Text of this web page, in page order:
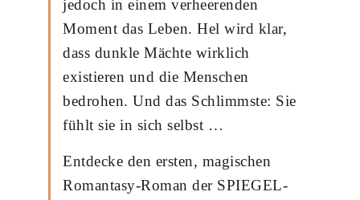
jedoch in einem verheerenden
Moment das Leben. Hel wird klar,
dass dunkle Mächte wirklich
existieren und die Menschen
bedrohen. Und das Schlimmste: Sie
fühlt sie in sich selbst …
Entdecke den ersten, magischen
Romantasy-Roman der SPIEGEL-